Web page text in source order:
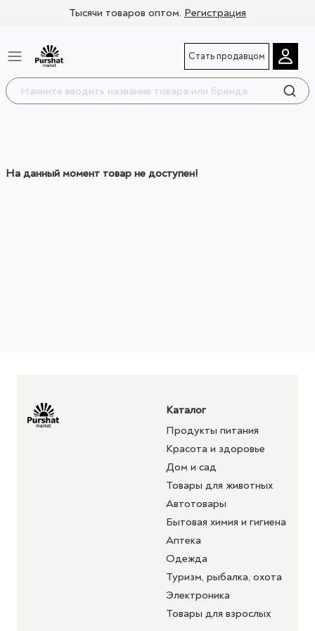
Тысячи товаров оптом. Регистрация
Стать продавцом
На данный момент товар не доступен!
Каталог
Продукты питания
Красота и здоровье
Дом и сад
Товары для животных
Автотовары
Бытовая химия и гигиена
Аптека
Одежда
Туризм, рыбалка, охота
Электроника
Товары для взрослых